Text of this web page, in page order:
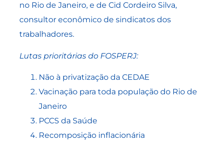
no Rio de Janeiro, e de Cid Cordeiro Silva,
consultor econômico de sindicatos dos
trabalhadores.
Lutas prioritárias do FOSPERJ:
Não à privatização da CEDAE
Vacinação para toda população do Rio de
Janeiro
PCCS da Saúde
Recomposição inflacionária